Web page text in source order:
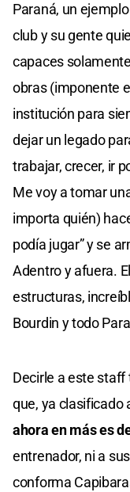
Paraná, un
club y su gente
capaces
obras (imponente
institución para
dejar un legado
trabajar, crecer, ir
Me voy a tomar
importa quién)
podía jugar” y se
Adentro y afuera.
estructuras,
Bourdin y todo
Decirle a este staff
que, ya clasificado
ahora en más es
entrenador, ni a
conforma